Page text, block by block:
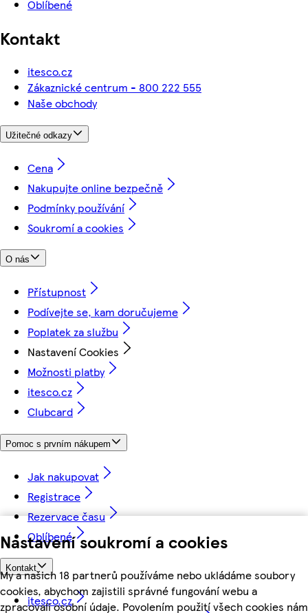
Nastavení soukromí a cookies
My a našich 18 partnerů používáme nebo ukládáme soubory
cookies, abychom zajistili správné fungování webu a
zpracovali osobní údaje. Povolením použití všech cookies nám
Oblíbené
Kontakt
itesco.cz
Zákaznické centrum - 800 222 555
Naše obchody
Užitečné odkazy
Cena
Nakupujte online bezpečně
Podmínky používání
Soukromí a cookies
O nás
Přístupnost
Podívejte se, kam doručujeme
Poplatek za službu
Nastavení Cookies
Možnosti platby
itesco.cz
Clubcard
Pomoc s prvním nákupem
Jak nakupovat
Registrace
Rezervace času
Oblíbené
Kontakt
itesco.cz